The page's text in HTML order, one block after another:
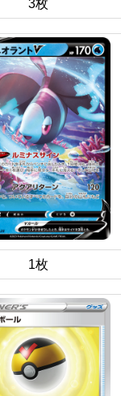
3枚
1枚